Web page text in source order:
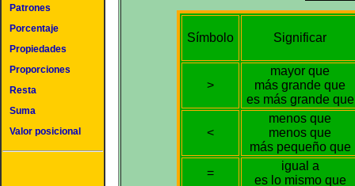
Patrones
Porcentaje
Propiedades
Proporciones
Resta
Suma
Valor posicional
Símbolo Significar
>
mayor que
más grande que
es más grande que
<
menos que
menos que
más pequeño que
=
igual a
es lo mismo que